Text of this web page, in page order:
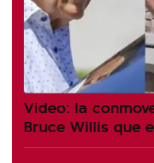
Video: la
Bruce Willis que